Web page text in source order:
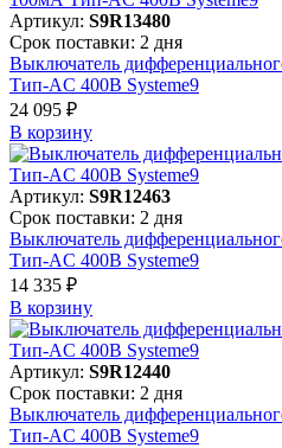
Артикул: S9R13480
Срок поставки: 2 дня
Выключатель
Тип-AC 400В Systeme9
24 095 ₽
В корзинy
Артикул: S9R12463
Срок поставки: 2 дня
Выключатель
Тип-AC 400В Systeme9
14 335 ₽
В корзинy
Артикул: S9R12440
Срок поставки: 2 дня
Выключатель
Тип-AC 400В Systeme9